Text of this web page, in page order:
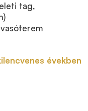
tag,
években